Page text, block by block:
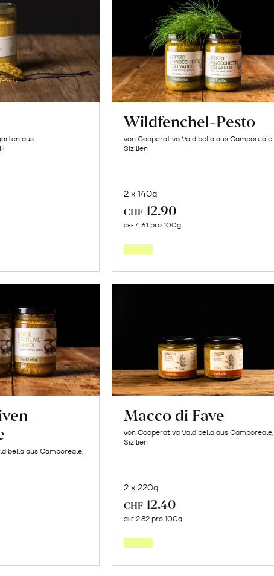
aus
Wildfenchel-Pesto
von Cooperativa Valdibella aus Camporeale,
Sizilien
2 x 140g
CHF 12.90
CHF 4.61 pro 100g
aus Camporeale,
Macco di Fave
von Cooperativa Valdibella aus Camporeale,
Sizilien
2 x 220g
CHF 12.40
CHF 2.82 pro 100g